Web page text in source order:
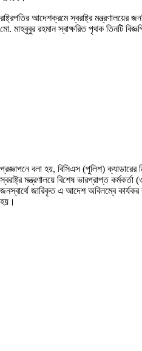
রাষ্ট্রপতির আদেশক্রমে স্বরাষ্ট্র মন্ত্রণালয়ের
মো. মাহবুবুর রহমান স্বাক্ষরিত পৃথক তিনটি
প্রজ্ঞাপনে বলা হয়, বিসিএস (পুলিশ) ক্যাডারের
স্বরাষ্ট্র মন্ত্রণালয়ে বিশেষ ভারপ্রাপ্ত
জনস্বার্থে জারিকৃত এ আদেশ অবিলম্বে
হয়।